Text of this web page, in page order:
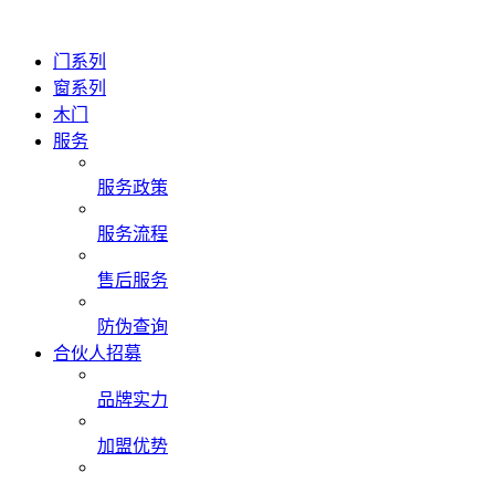
门系列
窗系列
木门
服务
服务政策
服务流程
售后服务
防伪查询
合伙人招募
品牌实力
加盟优势